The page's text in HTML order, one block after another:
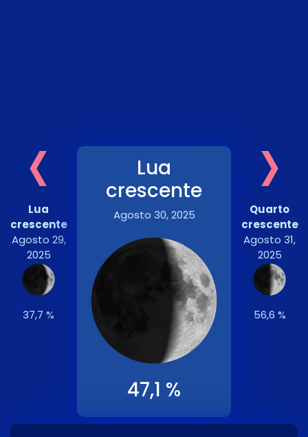
‹
Lua
crescente
Agosto 29,
2025
37,7 %
Lua
crescente
Agosto 30, 2025
47,1 %
›
Quarto
crescente
Agosto 31,
2025
56,6 %